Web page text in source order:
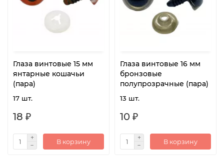
Глаза винтовые 15 мм
янтарные кошачьи
(пара)
17 шт.
18 ₽
В корзину
Глаза винтовые 16 мм
бронзовые
полупрозрачные (пара)
13 шт.
10 ₽
В корзину